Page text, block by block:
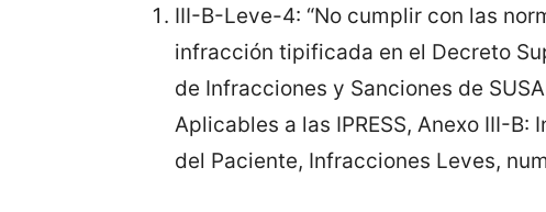
III-B-Leve-4: “No cumplir con las
infracción tipificada en el Decreto
de Infracciones y Sanciones de
Aplicables a las IPRESS, Anexo III-
del Paciente, Infracciones Leves,